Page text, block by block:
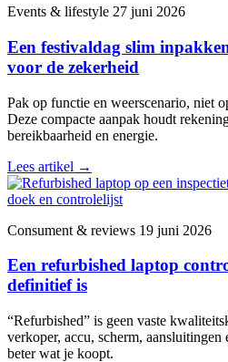
Events & lifestyle 27 juni 2026
Een festivaldag slim
voor de zekerheid
Pak op functie en weerscenario, niet
Deze compacte aanpak houdt
bereikbaarheid en energie.
Lees artikel →
Consument & reviews 19 juni 2026
Een refurbished laptop
definitief is
“Refurbished” is geen vaste
verkoper, accu, scherm,
beter wat je koopt.